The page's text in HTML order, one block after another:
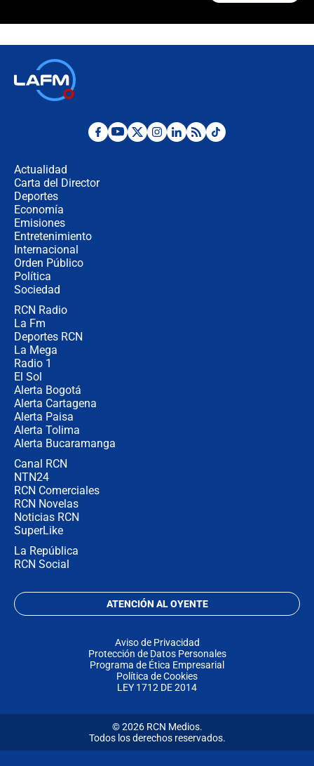
Espriella en Cali inicia la
Desde dermatitis hasta infecciones:
Actualidad
Carta del Director
Deportes
Economía
Emisiones
Entretenimiento
Internacional
Orden Público
Política
Sociedad
RCN Radio
La Fm
Deportes RCN
La Mega
Radio 1
El Sol
Alerta Bogotá
Alerta Cartagena
Alerta Paisa
Alerta Tolima
Alerta Bucaramanga
Canal RCN
NTN24
RCN Comerciales
RCN Novelas
Noticias RCN
SuperLike
La República
RCN Social
ATENCIÓN AL OYENTE
Aviso de Privacidad
Protección de Datos Personales
Programa de Ética Empresarial
Política de Cookies
LEY 1712 DE 2014
© 2026 RCN Medios.
Todos los derechos reservados.